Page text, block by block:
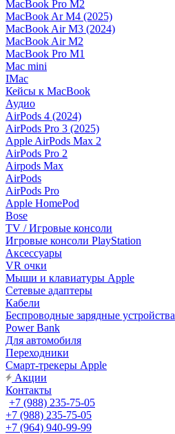
MacBook Pro M2
MacBook Ar M4 (2025)
MacBook Air M3 (2024)
MacBook Air M2
MacBook Pro M1
Mac mini
IMac
Кейсы к MacBook
Аудио
AirPods 4 (2024)
AirPods Pro 3 (2025)
Apple AirPods Max 2
AirPods Pro 2
Airpods Max
AirPods
AirPods Pro
Apple HomePod
Bose
TV / Игровые консоли
Игровые консоли PlayStation
Аксессуары
VR очки
Мыши и клавиатуры Apple
Сетевые адаптеры
Кабели
Беспроводные зарядные устройства
Power Bank
Для автомобиля
Переходники
Смарт-трекеры Apple
Акции
Контакты
+7 (988) 235-75-05
+7 (988) 235-75-05
+7 (964) 940-99-99